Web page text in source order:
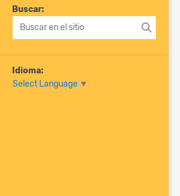
Buscar:
Idioma:
Select Language ▼